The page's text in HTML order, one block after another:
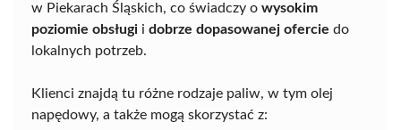
w Piekarach Śląskich, co świadczy o wysokim
poziomie obsługi i dobrze dopasowanej ofercie do
lokalnych potrzeb.
Klienci znajdą tu różne rodzaje paliw, w tym olej
napędowy, a także mogą skorzystać z: